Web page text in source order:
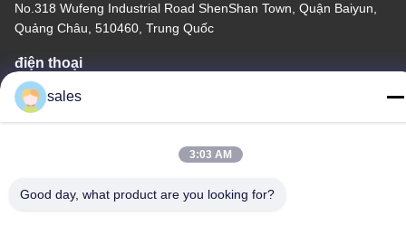
No.318 Wufeng Industrial Road ShenShan Town, Quận Baiyun,
Quảng Châu, 510460, Trung Quốc
điện thoại
86-20-36969420
Trung Quốc Chất lượng tốt Thang máy xây dựng Nhà cung cấp.
sales
3:03 AM
Good day, what product are you looking for?